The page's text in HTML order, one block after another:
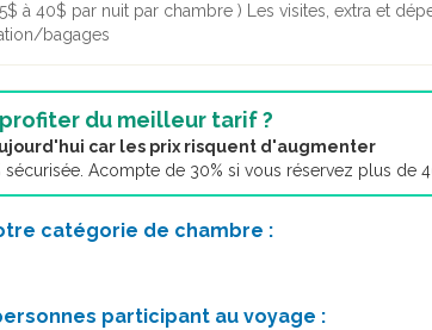
à 40$ par nuit par chambre ) Les visites, extra et
bagages
du meilleur tarif ?
car les prix risquent d'augmenter
sécurisée. Acompte de 30% si vous réservez plus de
catégorie de chambre :
participant au voyage :